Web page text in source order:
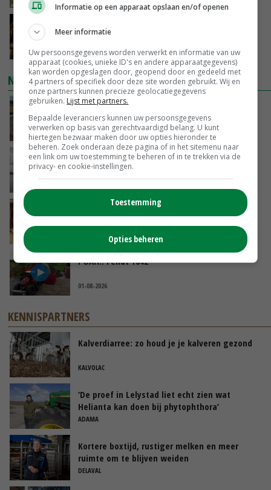
Apeldoorn zetten de trend
VANDAAG, 14:48
NIEUWSTE VIDEO'S
Droogte veroorzaakt steeds meer problemen:
‘Bassin afgelopen week al leeg’
VANDAAG, 14:06
Koeien van enige drijvende boerderij ter
wereld zijn te koop
Danique in Canada: ‘Superveel schik gehad
POAH!: Fendt 1042
01-08-2026
KENNISPARTNERS
Kalverdiarree: zo houd je je kalveren gezond
KALVOLAC
‘De proef in Lelystad liet echt zien wat
Helianta kan doen bij phytophthora’
ADAMA
Kortere boxtijd, rustiger melken en meer
ruimte om te blijven weiden
DELAVAL
Informatie op een apparaat opslaan en/of openen
Meer informatie
Uw persoonsgegevens worden verwerkt en informatie van uw
apparaat (cookies, unieke ID's en andere apparaatgegevens)
kan worden opgeslagen door, geopend door en gedeeld met
4 partners of specifiek door deze site worden gebruikt. Wij en
onze partners kunnen precieze geolocatiegegevens
gebruiken. Lijst met partners.
Bepaalde leveranciers kunnen uw persoonsgegevens
verwerken op basis van gerechtvaardigd belang. U kunt
hiertegen bezwaar maken door uw opties hieronder te
beheren. Zoek onderaan deze pagina of in het sitemenu naar
een link om uw toestemming te beheren of in te trekken via de
privacy- en cookie-instellingen.
Toestemming
Opties beheren